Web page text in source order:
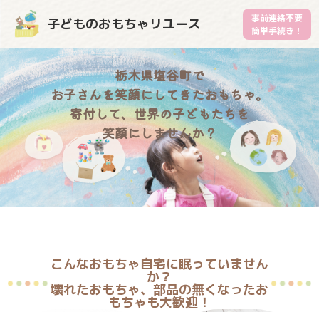
子どものおもちゃリユース
事前連絡不要
簡単手続き！
栃木県塩谷町で
お子さんを笑顔にしてきたおもちゃ。
寄付して、世界の子どもたちを
笑顔にしませんか？
こんなおもちゃ自宅に眠っていません
か？
壊れたおもちゃ、部品の無くなったお
もちゃも大歓迎！